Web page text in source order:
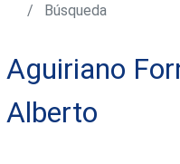
Búsqueda
Aguiriano
Alberto